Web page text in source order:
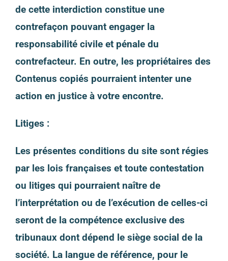
de cette interdiction constitue une
contrefaçon pouvant engager la
responsabilité civile et pénale du
contrefacteur. En outre, les propriétaires des
Contenus copiés pourraient intenter une
action en justice à votre encontre.
Litiges :
Les présentes conditions du site sont régies
par les lois françaises et toute contestation
ou litiges qui pourraient naître de
l’interprétation ou de l’exécution de celles-ci
seront de la compétence exclusive des
tribunaux dont dépend le siège social de la
société. La langue de référence, pour le